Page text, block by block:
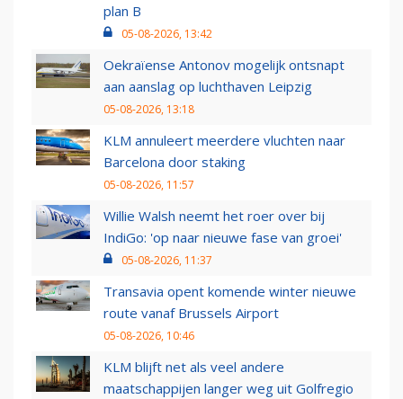
plan B
05-08-2026, 13:42
Oekraïense Antonov mogelijk ontsnapt
aan aanslag op luchthaven Leipzig
05-08-2026, 13:18
KLM annuleert meerdere vluchten naar
Barcelona door staking
05-08-2026, 11:57
Willie Walsh neemt het roer over bij
IndiGo: 'op naar nieuwe fase van groei'
05-08-2026, 11:37
Transavia opent komende winter nieuwe
route vanaf Brussels Airport
05-08-2026, 10:46
KLM blijft net als veel andere
maatschappijen langer weg uit Golfregio